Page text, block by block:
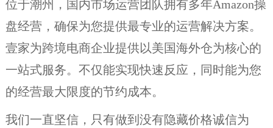
位于潮州，国内市场运营团队拥有多年Amazon操
盘经营，确保为您提供最专业的运营解决方案。
壹家为跨境电商企业提供以美国海外仓为核心的
一站式服务。不仅能实现快速反应，同时能为您
的经营最大限度的节约成本。
我们一直坚信，只有做到没有隐藏价格诚信为